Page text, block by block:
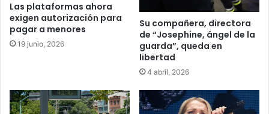
Las plataformas ahora
exigen autorización para
pagar a menores
19 junio, 2026
Su compañera, directora
de “Josephine, ángel de la
guarda”, queda en
libertad
4 abril, 2026